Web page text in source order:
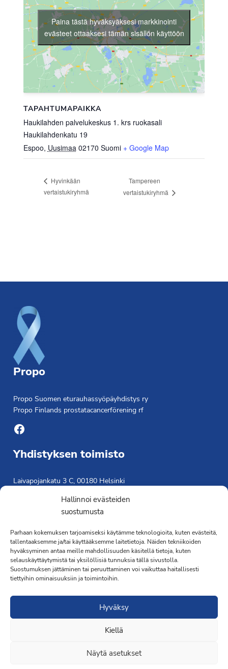
Hallinnoi evästeiden
suostumusta
Parhaan kokemuksen tarjoamiseksi käytämme teknologioita, kuten evästeitä,
tallentaaksemme ja/tai käyttääksemme laitetietoja. Näiden tekniikoiden
hyväksyminen antaa meille mahdollisuuden käsitellä tietoja, kuten
selauskäyttäytymistä tai yksilöllisiä tunnuksia tällä sivustolla.
Suostumuksen jättäminen tai peruuttaminen voi vaikuttaa haitallisesti
tiettyihin ominaisuuksiin ja toimintoihin.
Hyväksy
Kiellä
Näytä asetukset
TAPAHTUMAPAIKKA
Haukilahden palvelukeskus 1. krs ruokasali
Haukilahdenkatu 19
Espoo, Uusimaa 02170 Suomi + Google Map
Paina tästä hyväksyäksesi markkinointi
evästeet ottaaksesi tämän sisällön käyttöön
Hyvinkään
vertaistukiryhmä
Tampereen
vertaistukiryhmä
Propo
Propo Suomen eturauhassyöpäyhdistys ry
Propo Finlands prostatacancerförening rf
Facebook
Yhdistyksen toimisto
Laivapojankatu 3 C, 00180 Helsinki
Saavutettavuusseloste »
Toiminnanjohtaja
Kimmo Järvinen
Terveydenhoitaja
041 501 4176
·Toteutus ja ylläpitoMMD Networks